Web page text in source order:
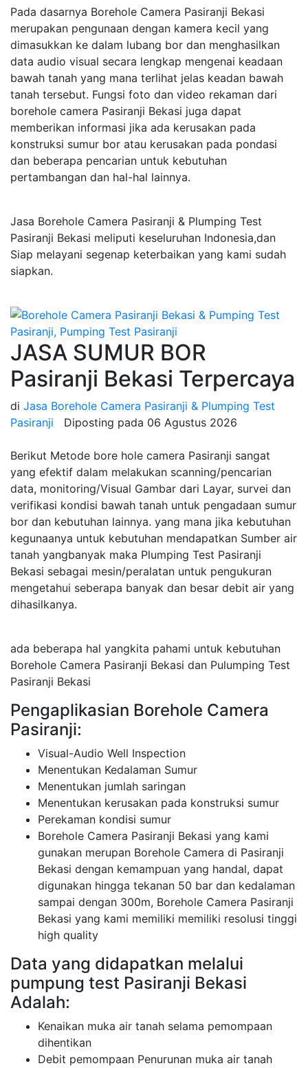
Pada dasarnya Borehole Camera Pasiranji Bekasi
merupakan pengunaan dengan kamera kecil yang
dimasukkan ke dalam lubang bor dan menghasilkan
data audio visual secara lengkap mengenai keadaan
bawah tanah yang mana terlihat jelas keadan bawah
tanah tersebut. Fungsi foto dan video rekaman dari
borehole camera Pasiranji Bekasi juga dapat
memberikan informasi jika ada kerusakan pada
konstruksi sumur bor atau kerusakan pada pondasi
dan beberapa pencarian untuk kebutuhan
pertambangan dan hal-hal lainnya.
Jasa Borehole Camera Pasiranji & Plumping Test
Pasiranji Bekasi meliputi keseluruhan Indonesia,dan
Siap melayani segenap keterbaikan yang kami sudah
siapkan.
JASA SUMUR BOR
Pasiranji Bekasi Terpercaya
di Jasa Borehole Camera Pasiranji & Plumping Test
Pasiranji
Diposting pada 06 Agustus 2026
Berikut Metode bore hole camera Pasiranji sangat
yang efektif dalam melakukan scanning/pencarian
data, monitoring/Visual Gambar dari Layar, survei dan
verifikasi kondisi bawah tanah untuk pengadaan sumur
bor dan kebutuhan lainnya. yang mana jika kebutuhan
kegunaanya untuk kebutuhan mendapatkan Sumber air
tanah yangbanyak maka Plumping Test Pasiranji
Bekasi sebagai mesin/peralatan untuk pengukuran
mengetahui seberapa banyak dan besar debit air yang
dihasilkanya.
ada beberapa hal yangkita pahami untuk kebutuhan
Borehole Camera Pasiranji Bekasi dan Pulumping Test
Pasiranji Bekasi
Pengaplikasian Borehole Camera
Pasiranji:
Visual-Audio Well Inspection
Menentukan Kedalaman Sumur
Menentukan jumlah saringan
Menentukan kerusakan pada konstruksi sumur
Perekaman kondisi sumur
Borehole Camera Pasiranji Bekasi yang kami
gunakan merupan Borehole Camera di Pasiranji
Bekasi dengan kemampuan yang handal, dapat
digunakan hingga tekanan 50 bar dan kedalaman
sampai dengan 300m, Borehole Camera Pasiranji
Bekasi yang kami memiliki memiliki resolusi tinggi
high quality
Data yang didapatkan melalui
pumpung test Pasiranji Bekasi
Adalah:
Kenaikan muka air tanah selama pemompaan
dihentikan
Debit pemompaan Penurunan muka air tanah